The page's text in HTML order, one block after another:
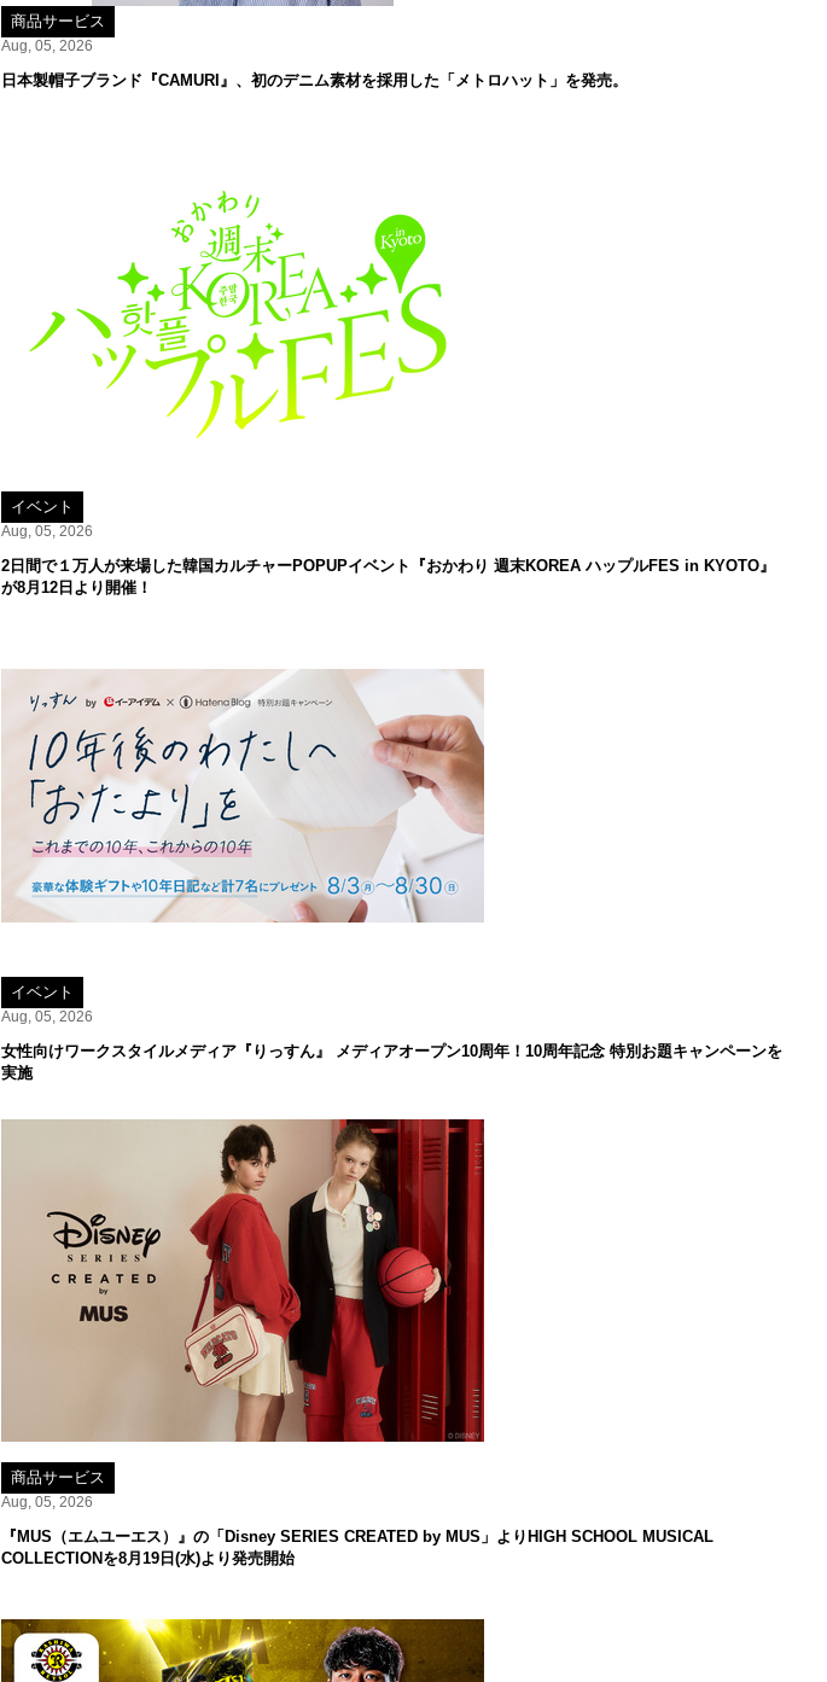
商品サービス
Aug, 05, 2026
日本製帽子ブランド『CAMURI』、初のデニム素材を採用した「メトロハット」を発売。
イベント
Aug, 05, 2026
2日間で１万人が来場した韓国カルチャーPOPUPイベント『おかわり 週末KOREA ハップルFES in KYOTO』
が8月12日より開催！
イベント
Aug, 05, 2026
女性向けワークスタイルメディア『りっすん』 メディアオープン10周年！10周年記念 特別お題キャンペーンを
実施
商品サービス
Aug, 05, 2026
『MUS（エムユーエス）』の「Disney SERIES CREATED by MUS」よりHIGH SCHOOL MUSICAL
COLLECTIONを8月19日(水)より発売開始